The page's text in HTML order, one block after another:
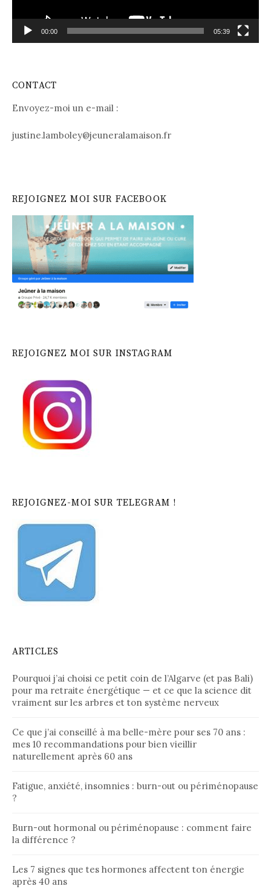
00:00 05:39
CONTACT
Envoyez-moi un e-mail :
justine.lamboley@jeuneralamaison.fr
REJOIGNEZ MOI SUR FACEBOOK
REJOIGNEZ MOI SUR INSTAGRAM
REJOIGNEZ-MOI SUR TELEGRAM !
ARTICLES
Pourquoi j’ai choisi ce petit coin de l’Algarve (et pas Bali)
pour ma retraite énergétique — et ce que la science dit
vraiment sur les arbres et ton système nerveux
Ce que j’ai conseillé à ma belle-mère pour ses 70 ans :
mes 10 recommandations pour bien vieillir
naturellement après 60 ans
Fatigue, anxiété, insomnies : burn-out ou périménopause
?
Burn-out hormonal ou périménopause : comment faire
la différence ?
Les 7 signes que tes hormones affectent ton énergie
après 40 ans